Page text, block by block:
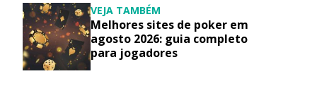
VEJA TAMBÉM
Melhores sites de poker em
agosto 2026: guia completo
para jogadores